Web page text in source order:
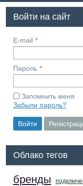
Войти на сайт
E-mail
Пароль
Запомнить меня
Забыли пароль?
Войти
Облако тегов
бренды